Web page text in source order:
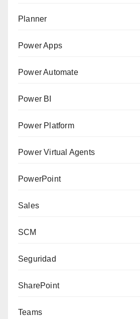
Planner
Power Apps
Power Automate
Power BI
Power Platform
Power Virtual Agents
PowerPoint
Sales
SCM
Seguridad
SharePoint
Teams